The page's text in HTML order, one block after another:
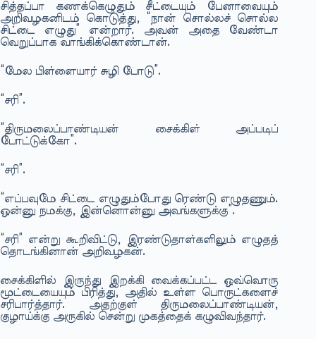
சித்தப்பா கணக்கெழுதும் சீட்டையும் பேனாவையும்
அறிவழகனிடம் கொடுத்து, “நான் சொல்லச் சொல்ல
சிட்டை எழுது” என்றார். அவன் அதை வேண்டா
வெறுப்பாக வாங்கிக்கொண்டான்.
“மேல பிள்ளையார் சுழி போடு”.
“சரி”.
“திருமலைப்பாண்டியன் சைக்கிள் அப்படிப்
போட்டுக்கோ”.
“சரி”.
“எப்பவுமே சிட்டை எழுதும்போது ரெண்டு எழுதணும்.
ஒன்னு நமக்கு, இன்னொன்னு அவங்களுக்கு”.
“சரி” என்று கூறிவிட்டு, இரண்டுதாள்களிலும் எழுதத்
தொடங்கினான் அறிவழகன்.
சைக்கிளில் இருந்து இறக்கி வைக்கப்பட்ட ஒவ்வொரு
மூட்டையையும் பிரித்து, அதில் உள்ள பொருட்களைச்
சரிபார்த்தார். அதற்குள் திருமலைப்பாண்டியன்,
குழாய்க்கு அருகில் சென்று முகத்தைக் கழுவிவந்தார்.